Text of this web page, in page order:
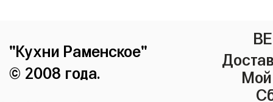
"Кухни Раменское"
© 2008 года.